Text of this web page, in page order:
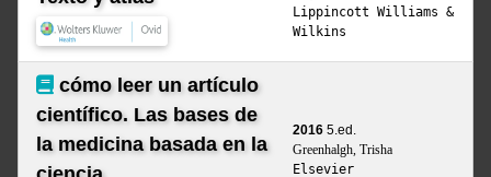
Lippincott Williams &
Wilkins
cómo leer un artículo
científico. Las bases de
la medicina basada en la
2016 5.ed.
Greenhalgh, Trisha
Elsevier